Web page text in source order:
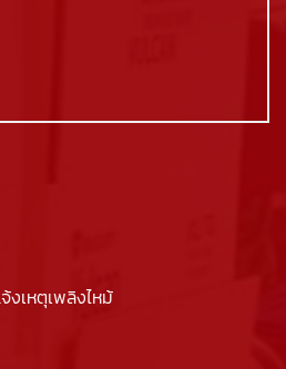
เหตุเพลิงไหม้